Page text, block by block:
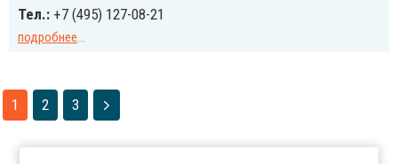
Тел.: +7 (495) 127-08-21
подробнее...
1 2 3